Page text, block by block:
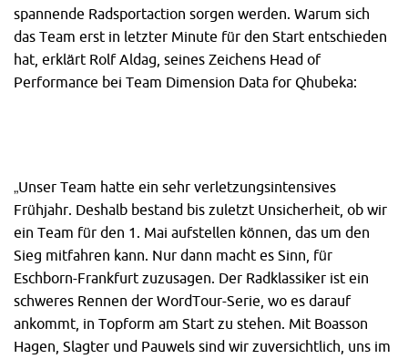
spannende Radsportaction sorgen werden. Warum sich
das Team erst in letzter Minute für den Start entschieden
hat, erklärt Rolf Aldag, seines Zeichens Head of
Performance bei Team Dimension Data for Qhubeka:
„Unser Team hatte ein sehr verletzungsintensives
Frühjahr. Deshalb bestand bis zuletzt Unsicherheit, ob wir
ein Team für den 1. Mai aufstellen können, das um den
Sieg mitfahren kann. Nur dann macht es Sinn, für
Eschborn-Frankfurt zuzusagen. Der Radklassiker ist ein
schweres Rennen der WordTour-Serie, wo es darauf
ankommt, in Topform am Start zu stehen. Mit Boasson
Hagen, Slagter und Pauwels sind wir zuversichtlich, uns im